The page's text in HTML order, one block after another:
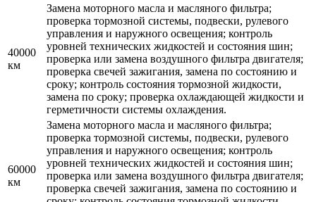
40000
км
Замена моторного масла и масляного фильтра;
проверка тормозной системы, подвески, рулевого
управления и наружного освещения; контроль
уровней технических жидкостей и состояния шин;
проверка или замена воздушного фильтра двигателя;
проверка свечей зажигания, замена по состоянию и
сроку; контроль состояния тормозной жидкости,
замена по сроку; проверка охлаждающей жидкости и
герметичности системы охлаждения.
60000
км
Замена моторного масла и масляного фильтра;
проверка тормозной системы, подвески, рулевого
управления и наружного освещения; контроль
уровней технических жидкостей и состояния шин;
проверка или замена воздушного фильтра двигателя;
проверка свечей зажигания, замена по состоянию и